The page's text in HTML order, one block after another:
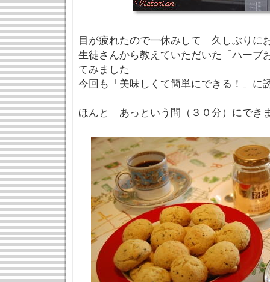
目が疲れたので一休みして 久しぶりに
生徒さんから教えていただいた「ハーブ
てみました
今回も「美味しくて簡単にできる！」に
ほんと あっという間（３０分）にでき